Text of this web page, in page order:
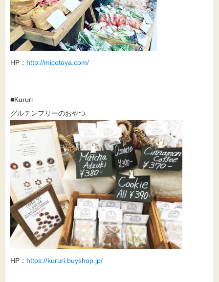
HP： http://micotoya.com/
■Kururi
グルテンフリーのおやつ
HP： https://kururi.buyshop.jp/